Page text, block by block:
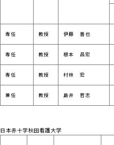
専任 教授 伊藤 善也
専任 教授 根本 昌宏
専任 教授 村林 宏
兼任 教授 島井 哲志
日本赤十字秋田看護大学